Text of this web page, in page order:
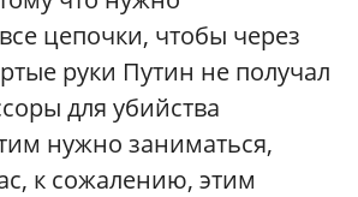
цепочки, чтобы через
руки Путин не получал
для убийства
нужно заниматься,
к сожалению, этим